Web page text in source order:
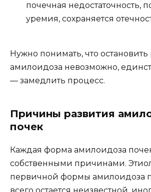
почечная недостаточность,
уремия, сохраняется
Нужно понимать, что остановить
амилоидоза невозможно,
— замедлить процесс.
Причины развития
почек
Каждая форма амилоидоза
собственными причинами.
первичной формы амилоидоза